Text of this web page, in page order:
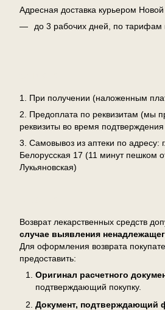
Адресная доставка курьером
до 3 рабочих дней, по тарифам
1. При получении (наложенным
2. Предоплата по реквизитам (мы
реквизиты во время подтверждения
3. Самовывоз из аптеки по адресу:
Белорусская 17 (11 минут пешком
Лукьяновская)
Возврат лекарственных средств
случае выявления
Для оформления возврата
предоставить:
Оригинал расчетного
подтверждающий покупку.
Документ, подтверждающий